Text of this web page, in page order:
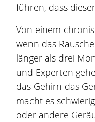
führen, dass
Von einem
wenn das
länger als drei
und Experten
das Gehirn das
macht es
oder andere